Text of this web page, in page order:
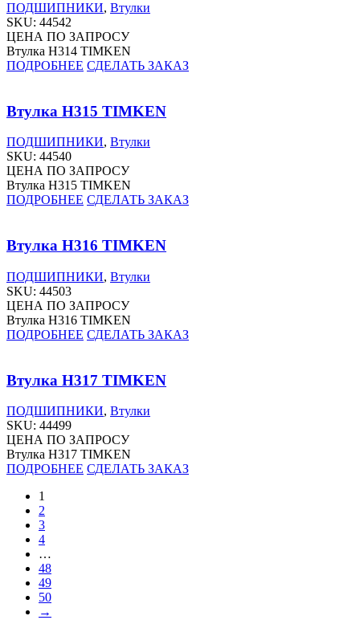
ПОДШИПНИКИ, Втулки
SKU: 44542
ЦЕНА ПО ЗАПРОСУ
Втулка H314 TIMKEN
ПОДРОБНЕЕ СДЕЛАТЬ ЗАКАЗ
Втулка H315 TIMKEN
ПОДШИПНИКИ, Втулки
SKU: 44540
ЦЕНА ПО ЗАПРОСУ
Втулка H315 TIMKEN
ПОДРОБНЕЕ СДЕЛАТЬ ЗАКАЗ
Втулка H316 TIMKEN
ПОДШИПНИКИ, Втулки
SKU: 44503
ЦЕНА ПО ЗАПРОСУ
Втулка H316 TIMKEN
ПОДРОБНЕЕ СДЕЛАТЬ ЗАКАЗ
Втулка H317 TIMKEN
ПОДШИПНИКИ, Втулки
SKU: 44499
ЦЕНА ПО ЗАПРОСУ
Втулка H317 TIMKEN
ПОДРОБНЕЕ СДЕЛАТЬ ЗАКАЗ
1
2
3
4
…
48
49
50
→